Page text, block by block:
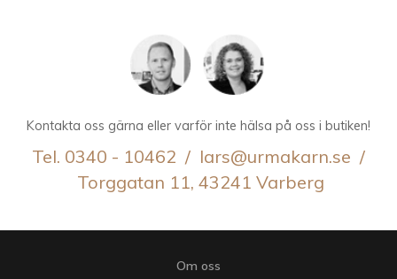
Kontakta oss gärna eller varför inte hälsa på oss i butiken!
Tel. 0340 - 10462 / lars@urmakarn.se /
Torggatan 11, 43241 Varberg
Om oss